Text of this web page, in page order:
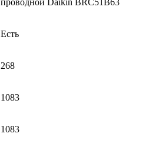
проводной Daikin BRC51B63
Есть
268
1083
1083